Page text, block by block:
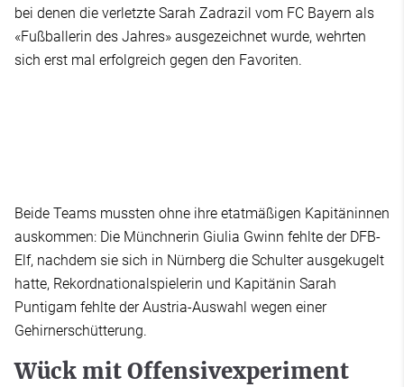
bei denen die verletzte Sarah Zadrazil vom FC Bayern als
«Fußballerin des Jahres» ausgezeichnet wurde, wehrten
sich erst mal erfolgreich gegen den Favoriten.
Beide Teams mussten ohne ihre etatmäßigen Kapitäninnen
auskommen: Die Münchnerin Giulia Gwinn fehlte der DFB-
Elf, nachdem sie sich in Nürnberg die Schulter ausgekugelt
hatte, Rekordnationalspielerin und Kapitänin Sarah
Puntigam fehlte der Austria-Auswahl wegen einer
Gehirnerschütterung.
Wück mit Offensivexperiment